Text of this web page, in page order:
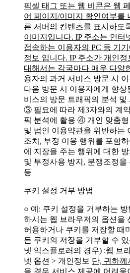
픽셀 태그 또는 웹 비콘은 웹
어 페이지/이미지 확인여부를
른 서버의 컨텐츠를 표시하도
이미지입니다. IP 주소는 인터
접속하는 이용자의 PC 등 기
정보 입니다. IP 주소가 개인
대해서는 각국마다 매우 다양
용자의 과거 서비스 방문 시
다음 방문 시 이용자에게 향상
비스의 방문 트래픽의 분석
③ 필요에 따라 제3자와의 계
픽 분석에 활용 ④ 개인 맞춤형
및 법인 이용약관을 위반하는
조치, 부정 이용 행위를 포함
에 지장을 주는 행위에 대한
및 부정사용 방지, 분쟁조정을
등
쿠키 설정 거부 방법
○ 예: 쿠키 설정을 거부하는
하시는 웹 브라우저의 옵션을
허용하거나 쿠키를 저장할 때
든 쿠키의 저장을 거부할 수
넷 익스플로러의 경우) :웹 브
넷 옵션 > 개인정보 단, 귀하께
을 경우 서비스 제공에 어려움